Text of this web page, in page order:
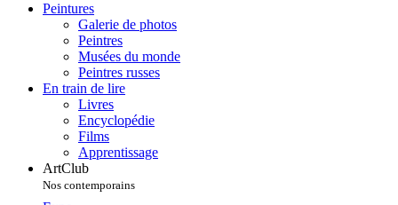
Peintures
Galerie de photos
Peintres
Musées du monde
Peintres russes
En train de lire
Livres
Encyclopédie
Films
Apprentissage
ArtClub
Nos contemporains